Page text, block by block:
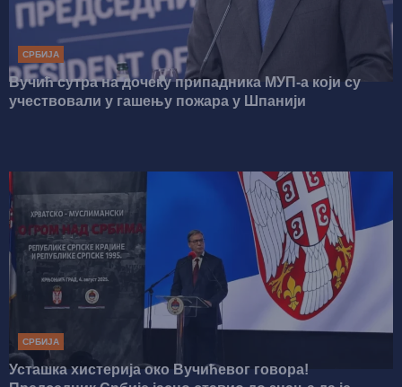
СРБИЈА
Вучић сутра на дочеку припадника МУП-а који су
учествовали у гашењу пожара у Шпанији
СРБИЈА
Усташка хистерија око Вучићевог говора!